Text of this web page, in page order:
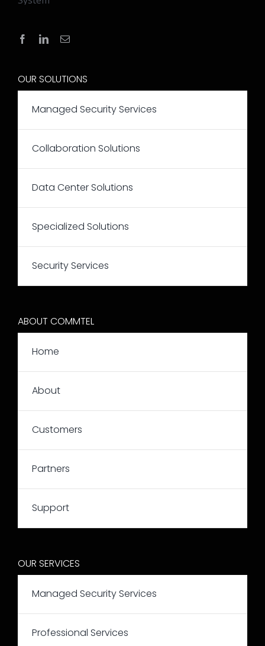
ABOUT COMMTEL
Home
About
Customers
Partners
Support
OUR SOLUTIONS
Managed Security Services
Collaboration Solutions
Data Center Solutions
Specialized Solutions
Security Services
OUR SERVICES
Managed Security Services
Professional Services